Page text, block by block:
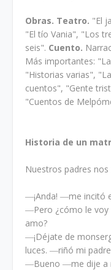
Obras. Teatro. "El
"El tío Vania", "Los
seis". Cuento.
Más importantes:
"Historias varias",
cuentos", "Gente
"Cuentos de
Historia de un
Nuestros padres
―¡Anda! ―me incitó
―Pero ¿cómo le voy
amo?
―¡Déjate de
luces. ―riñó mi
―Bueno ―me dije a